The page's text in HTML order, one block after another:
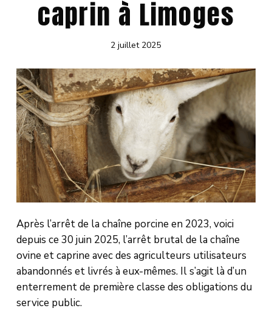
caprin à Limoges
2 juillet 2025
Après l’arrêt de la chaîne porcine en 2023, voici
depuis ce 30 juin 2025, l’arrêt brutal de la chaîne
ovine et caprine avec des agriculteurs utilisateurs
abandonnés et livrés à eux-mêmes. Il s’agit là d’un
enterrement de première classe des obligations du
service public.